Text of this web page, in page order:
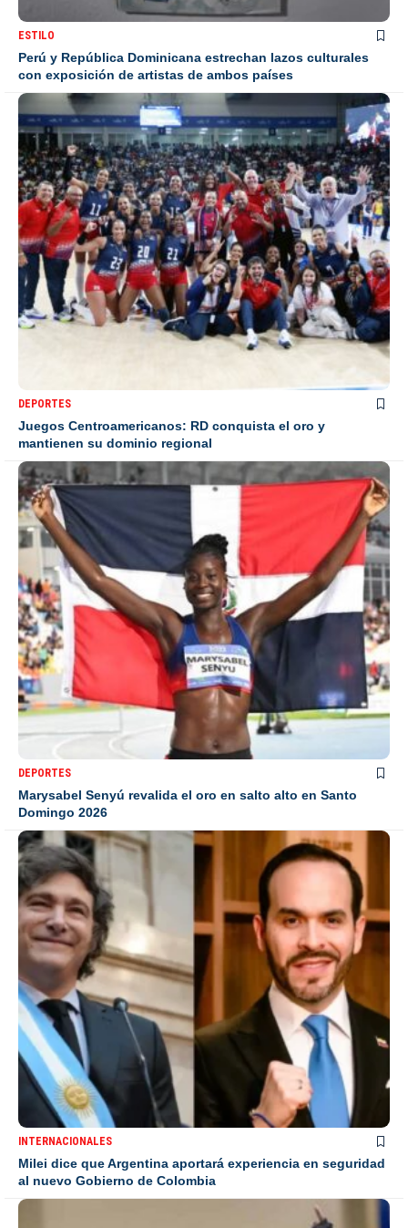
ESTILO
Perú y República Dominicana estrechan lazos culturales
con exposición de artistas de ambos países
DEPORTES
Juegos Centroamericanos: RD conquista el oro y
mantienen su dominio regional
DEPORTES
Marysabel Senyú revalida el oro en salto alto en Santo
Domingo 2026
INTERNACIONALES
Milei dice que Argentina aportará experiencia en seguridad
al nuevo Gobierno de Colombia